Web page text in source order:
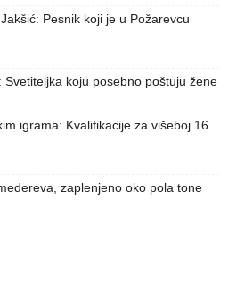
Pesnik koji je u Požarevcu
Svetiteljka koju posebno poštuju žene
igrama: Kvalifikacije za višeboj 16.
zaplenjeno oko pola tone